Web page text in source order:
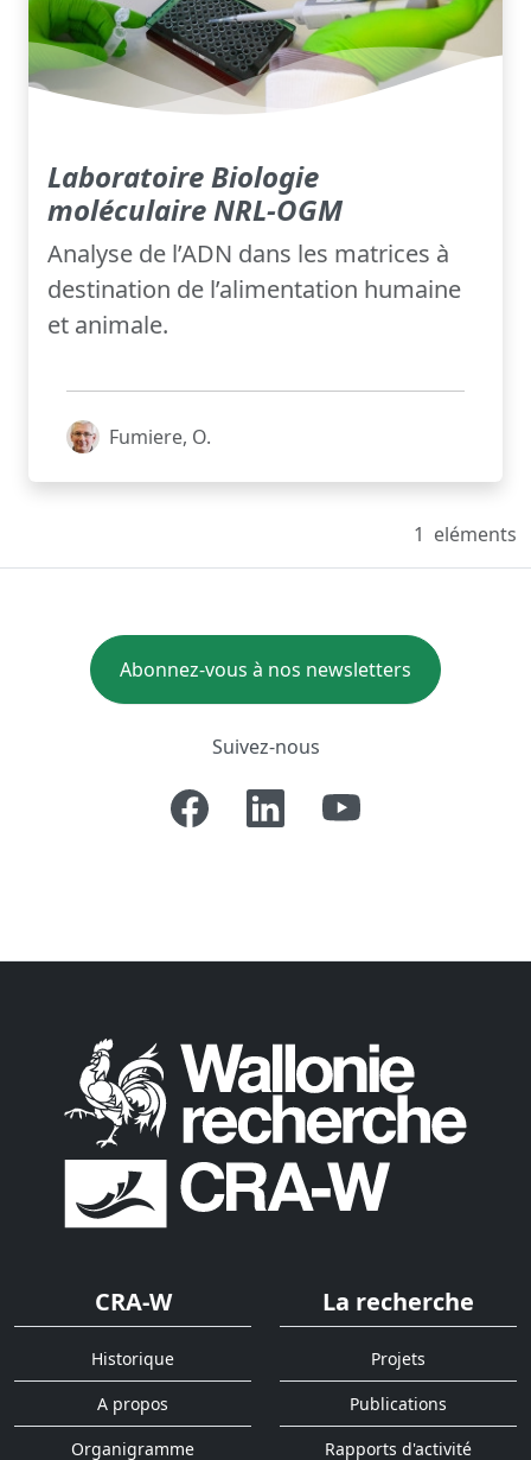
Laboratoire Biologie
moléculaire NRL-OGM
Analyse de l’ADN dans les matrices à
destination de l’alimentation humaine
et animale.
Fumiere, O.
1 eléments
Abonnez-vous à nos newsletters
Suivez-nous
CRA-W
Historique
A propos
Organigramme
La recherche
Projets
Publications
Rapports d'activité